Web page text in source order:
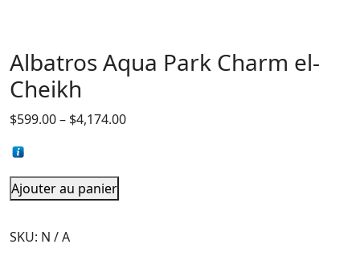
Albatros Aqua Park Charm el-
Cheikh
$599.00– $4,174.00
Ajouter au panier
SKU: N / A